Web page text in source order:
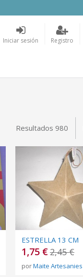
Iniciar sesión Registro
Resultados 980
ESTRELLA 13 CM
1,75 €2,45 €
porMaite Artesanies